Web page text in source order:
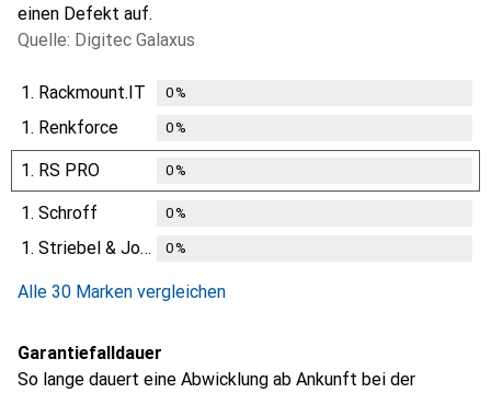
einen Defekt auf.
Quelle: Digitec Galaxus
1. Rackmount.IT 0%
1. Renkforce 0%
1. RS PRO 0%
1. Schroff 0%
1. Striebel & John 0%
Alle 30 Marken vergleichen
Garantiefalldauer
So lange dauert eine Abwicklung ab Ankunft bei der